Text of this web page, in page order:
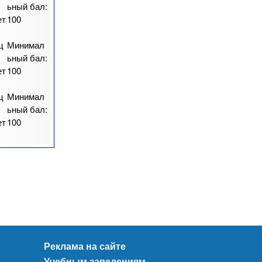
ьный бал:
100
Минимал
ьный бал:
100
Минимал
ьный бал:
100
Реклама на сайте